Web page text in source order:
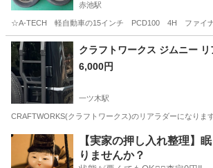
赤池駅
☆A-TECH 軽自動車の15インチ PCD100 4H ファイナ
愛知 愛知郡 赤池駅 タイヤ、ホイール
クラフトワークス ジムニー リ
6,000円
一ツ木駅
CRAFTWORKS(クラフトワークス)のリアラダーになりま
愛知 刈谷市 一ツ木駅 外装、車外用品
【実家の押し入れ整理】
りませんか？